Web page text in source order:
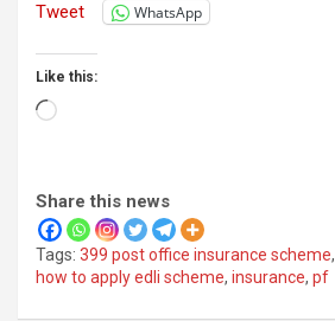
Tweet WhatsApp
Like this:
Loading…
Share this news
Tags: 399 post office insurance scheme,
how to apply edli scheme, insurance, pf